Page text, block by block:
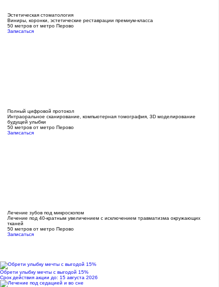
Эстетическая стоматология
Виниры, коронки, эстетические реставрации премиум-класса
50 метров от метро Перово
Записаться
Полный цифровой протокол
Интраоральное сканирование, компьютерная томография, 3D моделирование
будущей улыбки
50 метров от метро Перово
Записаться
Лечение зубов под микроскопом
Лечение под 40-кратным увеличением с исключением травматизма окружающих
тканей
50 метров от метро Перово
Записаться
Обрети улыбку мечты с выгодой 15%
Срок действия акции до: 15 августа 2026